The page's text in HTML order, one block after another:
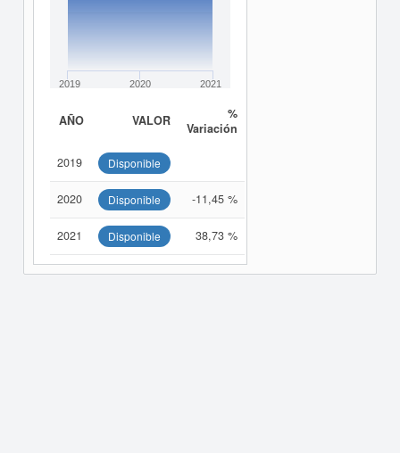
2019 2020 2021
AÑO VALOR
%
Variación
2019 Disponible
2020 Disponible -11,45 %
2021 Disponible 38,73 %